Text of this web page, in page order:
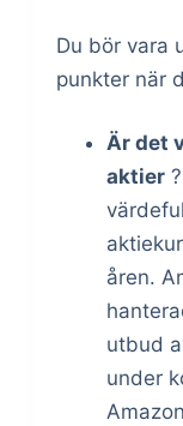
Du bör vara
punkter när
Är det
aktier
åren.
utbud
under